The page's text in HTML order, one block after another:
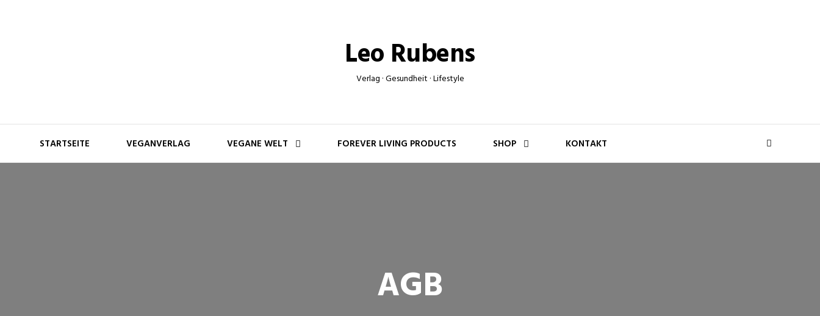
Leo Rubens
Verlag · Gesundheit · Lifestyle
STARTSEITE VEGANVERLAG VEGANE WELT FOREVER LIVING PRODUCTS SHOP KONTAKT Search
AGB